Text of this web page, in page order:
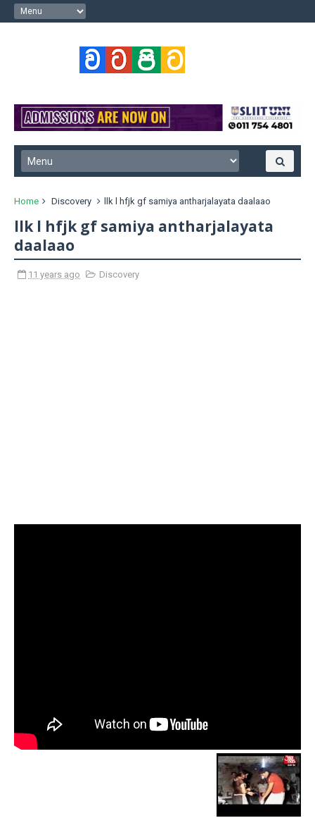
Home Discovery llk l hfjk gf samiya antharjalayata daalaao
llk l hfjk gf samiya antharjalayata
daalaao
11 years ago Discovery